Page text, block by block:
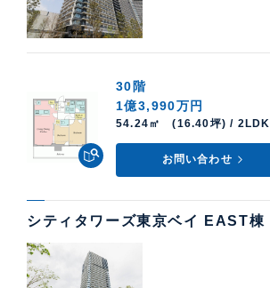
30階
1億3,990万円
54.24㎡ (16.40坪) / 2LDK
お問い合わせ
シティタワーズ東京ベイ EAST棟